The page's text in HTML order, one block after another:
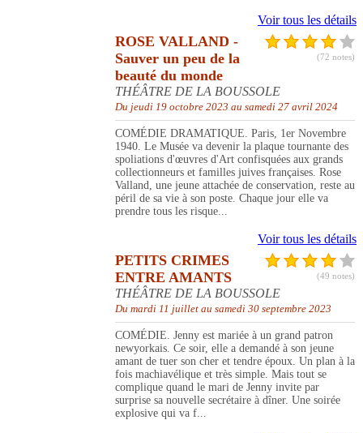
Voir tous les détails
(72 notes)
ROSE VALLAND -
Sauver un peu de la
beauté du monde
THÉÂTRE DE LA BOUSSOLE
Du jeudi 19 octobre 2023 au samedi 27 avril 2024
COMÉDIE DRAMATIQUE. Paris, 1er Novembre
1940. Le Musée va devenir la plaque tournante des
spoliations d'œuvres d'Art confisquées aux grands
collectionneurs et familles juives françaises. Rose
Valland, une jeune attachée de conservation, reste au
péril de sa vie à son poste. Chaque jour elle va
prendre tous les risque...
Voir tous les détails
(49 notes)
PETITS CRIMES
ENTRE AMANTS
THÉÂTRE DE LA BOUSSOLE
Du mardi 11 juillet au samedi 30 septembre 2023
COMÉDIE. Jenny est mariée à un grand patron
newyorkais. Ce soir, elle a demandé à son jeune
amant de tuer son cher et tendre époux. Un plan à la
fois machiavélique et très simple. Mais tout se
complique quand le mari de Jenny invite par
surprise sa nouvelle secrétaire à dîner. Une soirée
explosive qui va f...